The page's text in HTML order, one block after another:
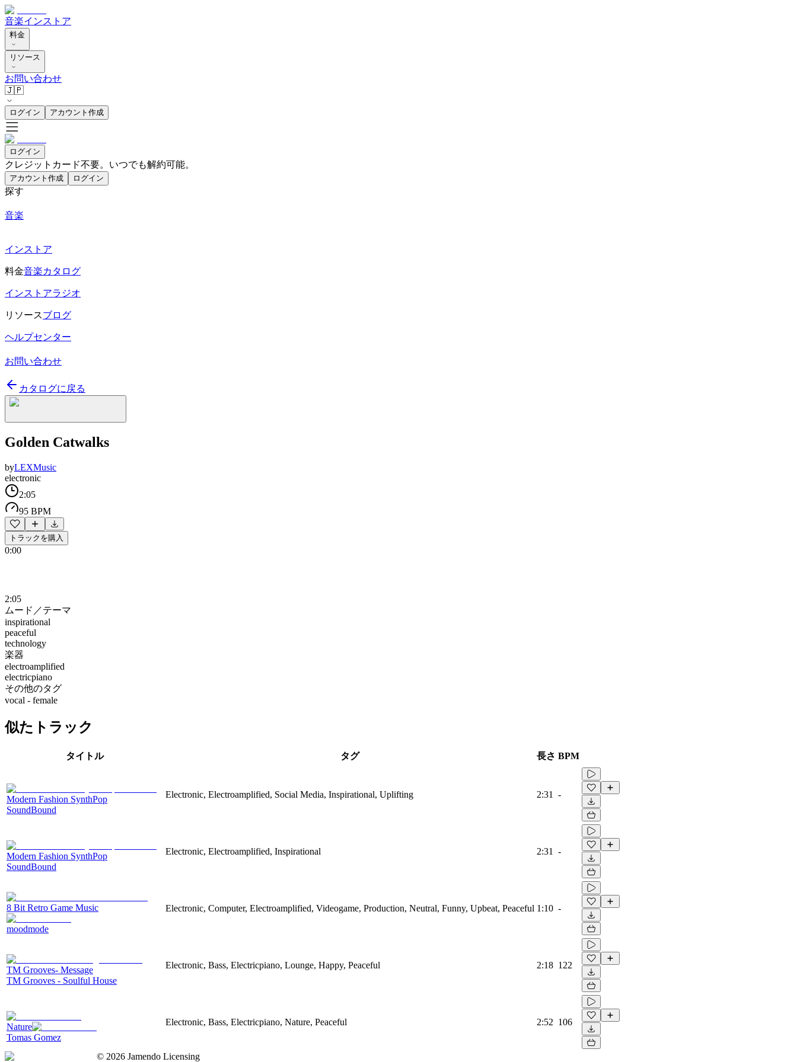
音楽インストア
料金
リソース
お問い合わせ
🇯🇵
ログイン アカウント作成
ログイン
クレジットカード不要。いつでも解約可能。
アカウント作成 ログイン
探す
音楽
インストア
料金音楽カタログ
インストアラジオ
リソースブログ
ヘルプセンター
お問い合わせ
カタログに戻る
Golden Catwalks
byLEXMusic
electronic
2:05
95 BPM
トラックを購入
0:00
2:05
ムード／テーマ
inspirational
peaceful
technology
楽器
electroamplified
electricpiano
その他のタグ
vocal - female
似たトラック
タイトル タグ 長さ BPM
Modern Fashion SynthPop
SoundBound
Electronic, Electroamplified, Social Media, Inspirational, Uplifting 2:31 -
Modern Fashion SynthPop
SoundBound
Electronic, Electroamplified, Inspirational 2:31 -
8 Bit Retro Game Music
moodmode
Electronic, Computer, Electroamplified, Videogame, Production, Neutral, Funny, Upbeat, Peaceful 1:10 -
TM Grooves- Message
TM Grooves - Soulful House
Electronic, Bass, Electricpiano, Lounge, Happy, Peaceful 2:18 122
Nature
Tomas Gomez
Electronic, Bass, Electricpiano, Nature, Peaceful 2:52 106
© 2026 Jamendo Licensing